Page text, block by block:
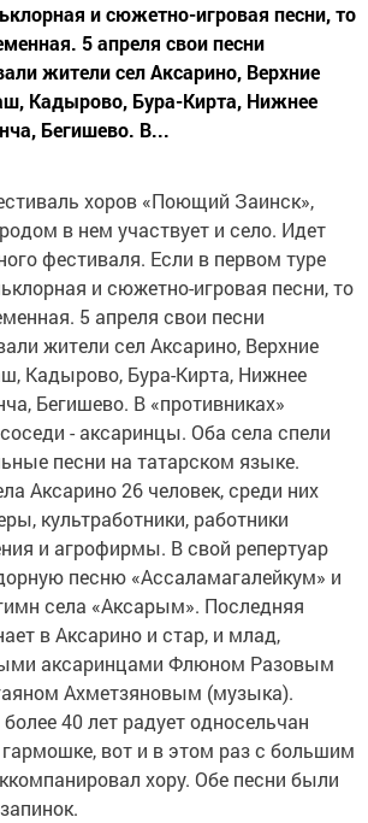
и сюжетно-игровая песни, то
5 апреля свои песни
жители сел Аксарино, Верхние
Кадырово, Бура-Кирта, Нижнее
Бегишево. В...
хоров «Поющий Заинск»,
в нем участвует и село. Идет
фестиваля. Если в первом туре
и сюжетно-игровая песни, то
5 апреля свои песни
жители сел Аксарино, Верхние
Кадырово, Бура-Кирта, Нижнее
Бегишево. В «противниках»
- аксаринцы. Оба села спели
песни на татарском языке.
Аксарино 26 человек, среди них
культработники, работники
и агрофирмы. В свой репертуар
песню «Ассаламагалейкум» и
села «Аксарым». Последняя
в Аксарино и стар, и млад,
аксаринцами Флюном Разовым
Ахметзяновым (музыка).
40 лет радует односельчан
гармошке, вот и в этом раз с большим
хору. Обе песни были